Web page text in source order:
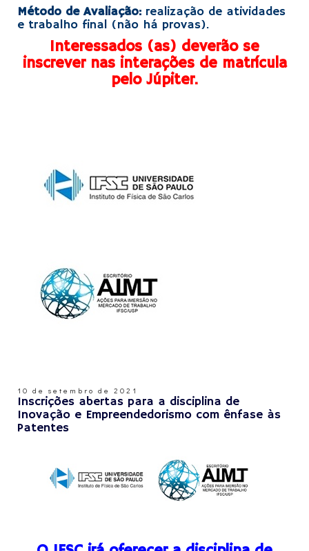
Método de Avaliação: realização de atividades
e trabalho final (não há provas).
Interessados (as) deverão se
inscrever nas interações de matrícula
pelo Júpiter.
10 de setembro de 2021
Inscrições abertas para a disciplina de
Inovação e Empreendedorismo com ênfase às
Patentes